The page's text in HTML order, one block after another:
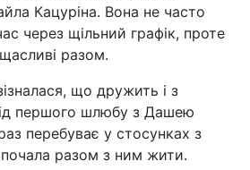
Кацуріна. Вона не часто
через щільний графік, проте
разом.
що дружить і з
першого шлюбу з Дашею
перебуває у стосунках з
почала разом з ним жити.